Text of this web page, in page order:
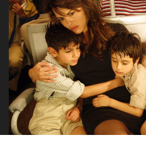
La sede
Partner
Rete regionale
Bilancio sociale
Amministrazione
trasparente
Bandi e gare
Sostenibilità ambientale
SERVIZI